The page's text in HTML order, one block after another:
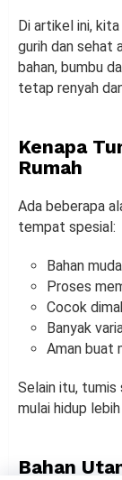
Di artikel ini,
gurih dan sehat
bahan, bumbu
tetap renyah
Kenapa
Rumah
Ada beberapa
tempat spesial:
Bahan
Proses
Cocok
Banyak
Aman buat
Selain itu, tumis
mulai hidup
Bahan